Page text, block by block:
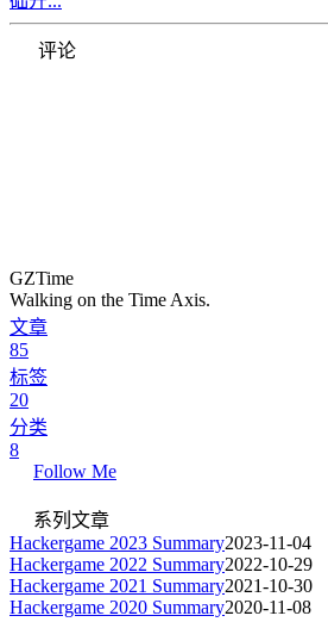
评论
GZTime
Walking on the Time Axis.
文章
85
标签
20
分类
8
Follow Me
系列文章
Hackergame 2023 Summary2023-11-04
Hackergame 2022 Summary2022-10-29
Hackergame 2021 Summary2021-10-30
Hackergame 2020 Summary2020-11-08